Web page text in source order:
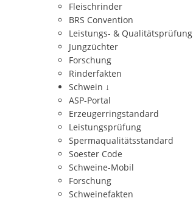
Fleischrinder
BRS Convention
Leistungs- & Qualitätsprüfung
Jungzüchter
Forschung
Rinderfakten
Schwein ↓
ASP-Portal
Erzeugerringstandard
Leistungsprüfung
Spermaqualitätsstandard
Soester Code
Schweine-Mobil
Forschung
Schweinefakten